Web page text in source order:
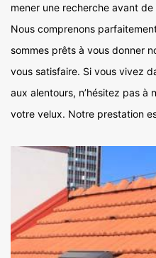
mener une recherche avant
Nous comprenons
sommes prêts à vous donner
vous satisfaire. Si vous vivez
aux alentours, n’hésitez pas à
votre velux. Notre prestation